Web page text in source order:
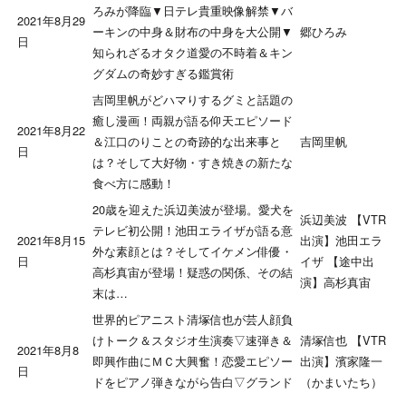
2021年8月29
日
ろみが降臨▼日テレ貴重映像解禁▼バ
ーキンの中身＆財布の中身を大公開▼
知られざるオタク道愛の不時着＆キン
グダムの奇妙すぎる鑑賞術
郷ひろみ
2021年8月22
日
吉岡里帆がどハマりするグミと話題の
癒し漫画！両親が語る仰天エピソード
＆江口のりことの奇跡的な出来事と
は？そして大好物・すき焼きの新たな
食べ方に感動！
吉岡里帆
2021年8月15
日
20歳を迎えた浜辺美波が登場。愛犬を
テレビ初公開！池田エライザが語る意
外な素顔とは？そしてイケメン俳優・
高杉真宙が登場！疑惑の関係、その結
末は…
浜辺美波 【VTR
出演】池田エラ
イザ 【途中出
演】高杉真宙
2021年8月8
日
世界的ピアニスト清塚信也が芸人顔負
けトーク＆スタジオ生演奏▽速弾き＆
即興作曲にＭＣ大興奮！恋愛エピソー
ドをピアノ弾きながら告白▽グランド
清塚信也 【VTR
出演】濱家隆一
（かまいたち）